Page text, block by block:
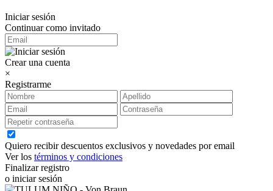
Iniciar sesión
Continuar como invitado
Crear una cuenta
×
Registrarme
Quiero recibir descuentos exclusivos y novedades por email
Ver los términos y condiciones
Finalizar registro
o iniciar sesión